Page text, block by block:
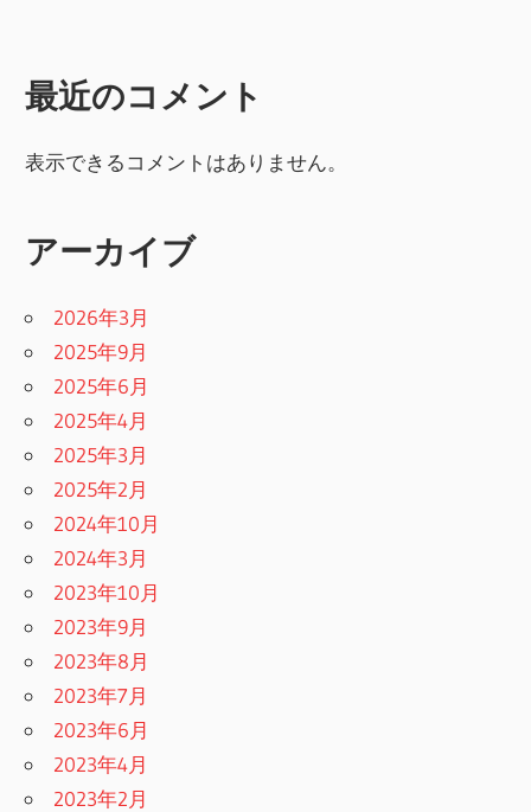
最近のコメント
表示できるコメントはありません。
アーカイブ
2026年3月
2025年9月
2025年6月
2025年4月
2025年3月
2025年2月
2024年10月
2024年3月
2023年10月
2023年9月
2023年8月
2023年7月
2023年6月
2023年4月
2023年2月